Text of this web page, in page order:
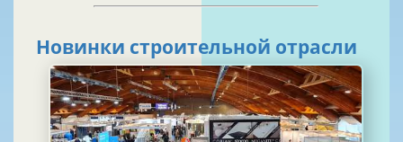
Новинки строительной отрасли